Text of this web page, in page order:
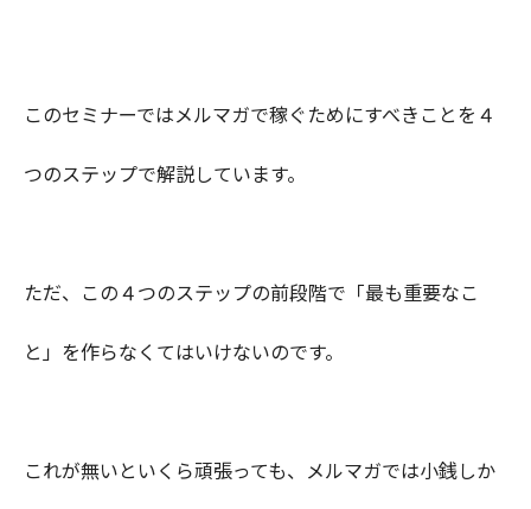
このセミナーではメルマガで稼ぐためにすべきことを４
つのステップで解説しています。
ただ、この４つのステップの前段階で「最も重要なこ
と」を作らなくてはいけないのです。
これが無いといくら頑張っても、メルマガでは小銭しか